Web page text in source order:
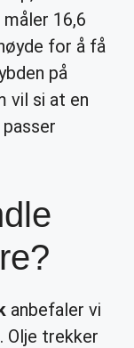
16,6
for å få
på
vil si at en
anbefaler vi
Olje trekker